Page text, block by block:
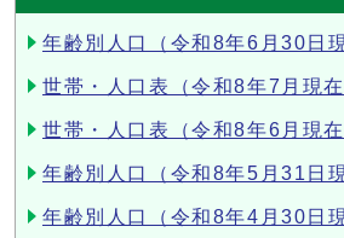
年齢別人口（令和8年6月30日
世帯・人口表（令和8年7月現在
世帯・人口表（令和8年6月現在
年齢別人口（令和8年5月31日
年齢別人口（令和8年4月30日